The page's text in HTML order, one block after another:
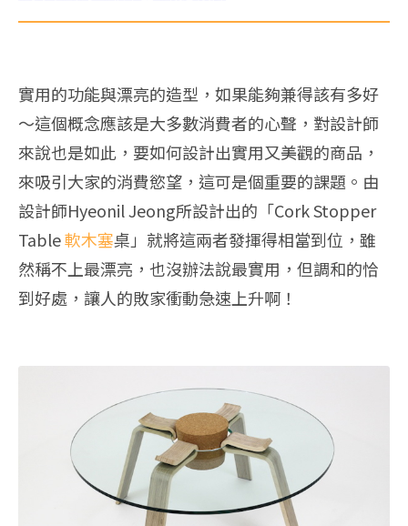
實用的功能與漂亮的造型，如果能夠兼得該有多好
～這個概念應該是大多數消費者的心聲，對設計師
來說也是如此，要如何設計出實用又美觀的商品，
來吸引大家的消費慾望，這可是個重要的課題。由
設計師Hyeonil Jeong所設計出的「Cork Stopper
Table軟木塞桌」就將這兩者發揮得相當到位，雖
然稱不上最漂亮，也沒辦法說最實用，但調和的恰
到好處，讓人的敗家衝動急速上升啊！